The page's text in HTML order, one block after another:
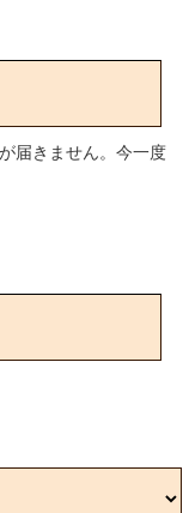
届きません。今一度